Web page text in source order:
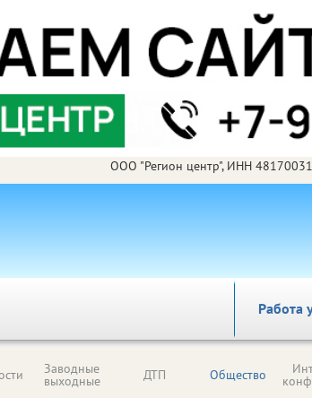
ООО "Регион центр", ИНН
Работа
Заводные
выходные ДТП Общество